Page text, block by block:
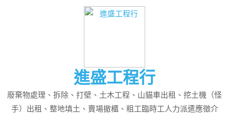
進盛工程行
廢棄物處理、拆除、打壁、土木工程、山貓車出租、挖土機（怪
手）出租、整地填土、賣場撤櫃、粗工臨時工人力派遣應徵介